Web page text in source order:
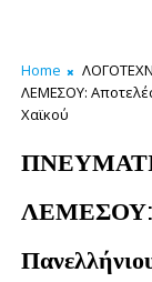
Home
ΛΕΜΕΣΟΥ:
Χαϊκού
ΛΕΜΕΣΟΥ: